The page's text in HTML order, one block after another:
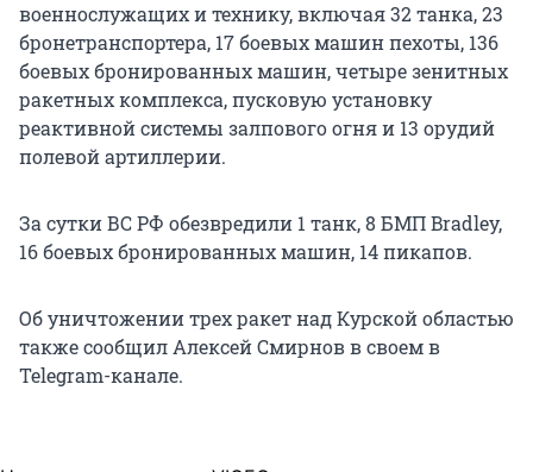
военнослужащих и технику, включая 32 танка, 23
бронетранспортера, 17 боевых машин пехоты, 136
боевых бронированных машин, четыре зенитных
ракетных комплекса, пусковую установку
реактивной системы залпового огня и 13 орудий
полевой артиллерии.
За сутки ВС РФ обезвредили 1 танк, 8 БМП Bradley,
16 боевых бронированных машин, 14 пикапов.
Об уничтожении трех ракет над Курской областью
также сообщил Алексей Смирнов в своем в
Telegram-канале.